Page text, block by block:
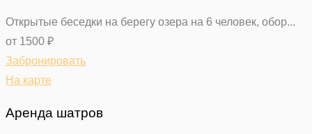
Открытые беседки на берегу озера на 6 человек, обор...
от 1500 ₽
Забронировать
На карте
Аренда шатров